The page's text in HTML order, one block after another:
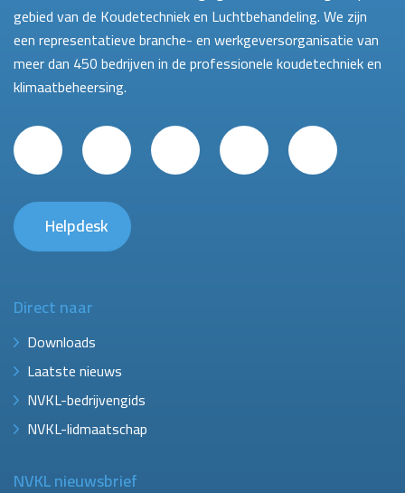
gebied van de Koudetechniek en Luchtbehandeling. We zijn
een representatieve branche- en werkgeversorganisatie van
meer dan 450 bedrijven in de professionele koudetechniek en
klimaatbeheersing.
Helpdesk
Direct naar
Downloads
Laatste nieuws
NVKL-bedrijvengids
NVKL-lidmaatschap
NVKL nieuwsbrief